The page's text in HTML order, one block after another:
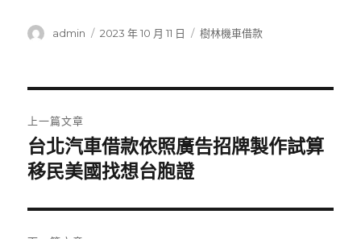
作
admin
發
2023 年 10 月 11 日
分
樹林機車借款
章
導
覽
上一篇文章
上
一
文
章:
台北汽車借款依照廣告招牌製作試算
移民美國找想台胞證